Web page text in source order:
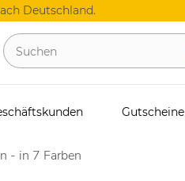
Deutschland.
Gutscheine
- in 7 Farben